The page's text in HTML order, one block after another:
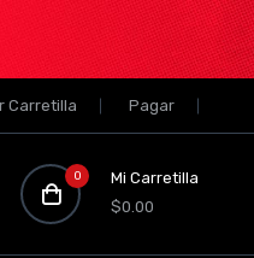
Carretilla Pagar
0
Mi Carretilla
$0.00